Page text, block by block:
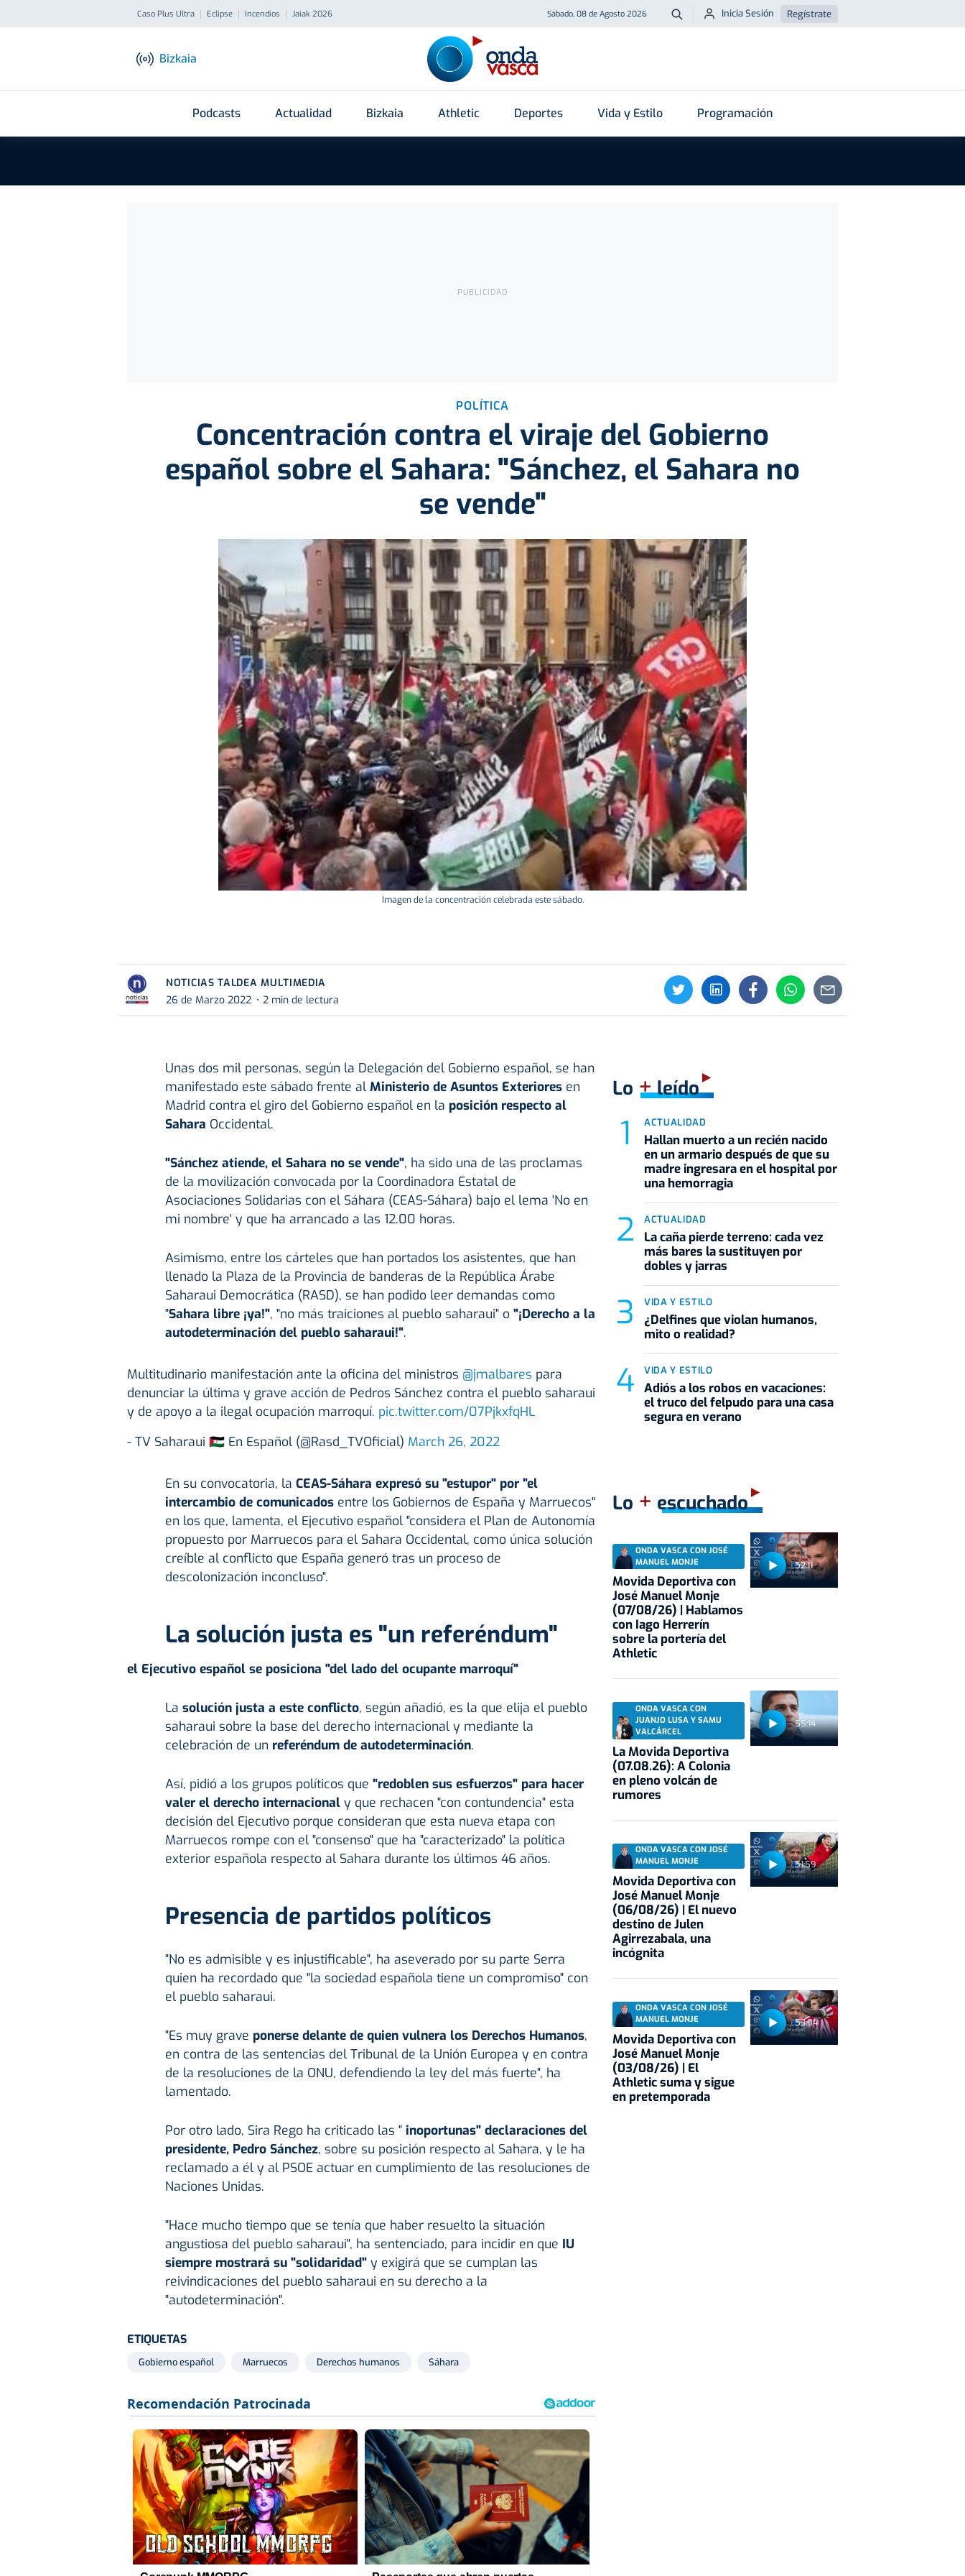
Caso Plus Ultra Eclipse Incendios Jaiak 2026 Sábado, 08 de Agosto 2026 Buscar
Inicia Sesión Regístrate
Bizkaia
Podcasts Actualidad Bizkaia Athletic Deportes Vida y Estilo Programación
POLÍTICA
Concentración contra el viraje del Gobierno
español sobre el Sahara: "Sánchez, el Sahara no
se vende"
Imagen de la concentración celebrada este sábado.
NOTICIAS TALDEA MULTIMEDIA
26 de Marzo 2022
2 min de lectura
Unas dos mil personas, según la Delegación del Gobierno español, se han
manifestado este sábado frente al Ministerio de Asuntos Exterioresen
Madrid contra el giro del Gobierno español en la posición respecto al
Sahara Occidental.
"Sánchez atiende, el Sahara no se vende", ha sido una de las proclamas
de la movilización convocada por la Coordinadora Estatal de
Asociaciones Solidarias con el Sáhara (CEAS-Sáhara) bajo el lema 'No en
mi nombre' y que ha arrancado a las 12.00 horas.
Asimismo, entre los cárteles que han portados los asistentes, que han
llenado la Plaza de la Provincia de banderas de la República Árabe
Saharaui Democrática (RASD), se han podido leer demandas como
"Sahara libre ¡ya!", "no más traiciones al pueblo saharaui" o"¡Derecho a la
autodeterminación del pueblo saharaui!".
Multitudinario manifestación ante la oficina del ministros @jmalbares para
denunciar la última y grave acción de Pedros Sánchez contra el pueblo saharaui
y de apoyo a la ilegal ocupación marroquí. pic.twitter.com/07PjkxfqHL
- TV Saharaui 🇪🇭 En Español (@Rasd_TVOficial) March 26, 2022
En su convocatoria, la CEAS-Sáhara expresó su "estupor" por "el
intercambio de comunicadosentre los Gobiernos de España y Marruecos"
en los que, lamenta, el Ejecutivo español "considera el Plan de Autonomía
propuesto por Marruecos para el Sahara Occidental, como única solución
creíble al conflicto que España generó tras un proceso de
descolonización inconcluso".
La solución justa es "un referéndum"
el Ejecutivo español se posiciona "del lado del ocupante marroquí"
La solución justa a este conflicto, según añadió, es la que elija el pueblo
saharaui sobre la base del derecho internacional y mediante la
celebración de un referéndum de autodeterminación.
Así, pidió a los grupos políticos que "redoblen sus esfuerzos" para hacer
valer el derecho internacionaly que rechacen "con contundencia" esta
decisión del Ejecutivo porque consideran que esta nueva etapa con
Marruecos rompe con el "consenso" que ha "caracterizado" la política
exterior española respecto al Sahara durante los últimos 46 años.
Presencia de partidos políticos
"No es admisible y es injustificable", ha aseverado por su parte Serra
quien ha recordado que "la sociedad española tiene un compromiso" con
el pueblo saharaui.
"Es muy grave ponerse delante de quien vulnera los Derechos Humanos,
en contra de las sentencias del Tribunal de la Unión Europea y en contra
de la resoluciones de la ONU, defendiendo la ley del más fuerte", ha
lamentado.
Por otro lado, Sira Rego ha criticado las " inoportunas" declaraciones del
presidente, Pedro Sánchez, sobre su posición respecto al Sahara, y le ha
reclamado a él y al PSOE actuar en cumplimiento de las resoluciones de
Naciones Unidas.
"Hace mucho tiempo que se tenía que haber resuelto la situación
angustiosa del pueblo saharaui", ha sentenciado, para incidir en que IU
siempre mostrará su "solidaridad"y exigirá que se cumplan las
reivindicaciones del pueblo saharaui en su derecho a la
"autodeterminación".
ETIQUETAS
Gobierno español Marruecos Derechos humanos Sáhara
Lo +leído
ACTUALIDAD
Hallan muerto a un recién nacido
en un armario después de que su
madre ingresara en el hospital por
una hemorragia
ACTUALIDAD
La caña pierde terreno: cada vez
más bares la sustituyen por
dobles y jarras
VIDA Y ESTILO
¿Delfines que violan humanos,
mito o realidad?
VIDA Y ESTILO
Adiós a los robos en vacaciones:
el truco del felpudo para una casa
segura en verano
Lo + escuchado
52:11
ONDA VASCA CON JOSÉ
MANUEL MONJE
Movida Deportiva con
José Manuel Monje
(07/08/26) | Hablamos
con Iago Herrerín
sobre la portería del
Athletic
55:14
ONDA VASCA CON
JUANJO LUSA Y SAMU
VALCÁRCEL
La Movida Deportiva
(07.08.26): A Colonia
en pleno volcán de
rumores
51:59
ONDA VASCA CON JOSÉ
MANUEL MONJE
Movida Deportiva con
José Manuel Monje
(06/08/26) | El nuevo
destino de Julen
Agirrezabala, una
incógnita
53:04
ONDA VASCA CON JOSÉ
MANUEL MONJE
Movida Deportiva con
José Manuel Monje
(03/08/26) | El
Athletic suma y sigue
en pretemporada